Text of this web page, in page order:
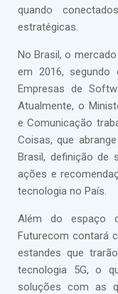
quando
estratégicas.
No Brasil, o
em 2016, segundo
Empresas de
Atualmente, o
e Comunicação
Coisas, que
Brasil, definição de
ações e
tecnologia no País.
Além do espaço
Futurecom contará
estandes que
tecnologia 5G, o
soluções com as